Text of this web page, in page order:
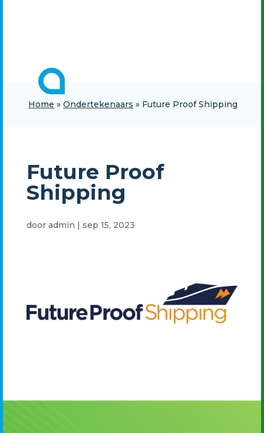
Home »Ondertekenaars » Future Proof Shipping
Future Proof
Shipping
door admin | sep 15, 2023